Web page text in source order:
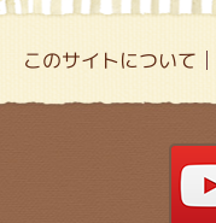
このサイトについて